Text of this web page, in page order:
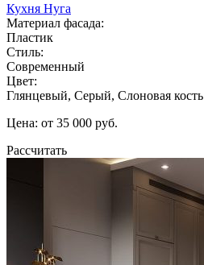
Кухня Нуга
Материал фасада:
Пластик
Стиль:
Современный
Цвет:
Глянцевый, Серый, Слоновая кость
Цена: от 35 000 руб.
Рассчитать